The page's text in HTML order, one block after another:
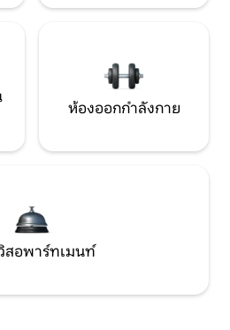
ห้องออกกำลังกาย
สอพาร์ทเมนท์